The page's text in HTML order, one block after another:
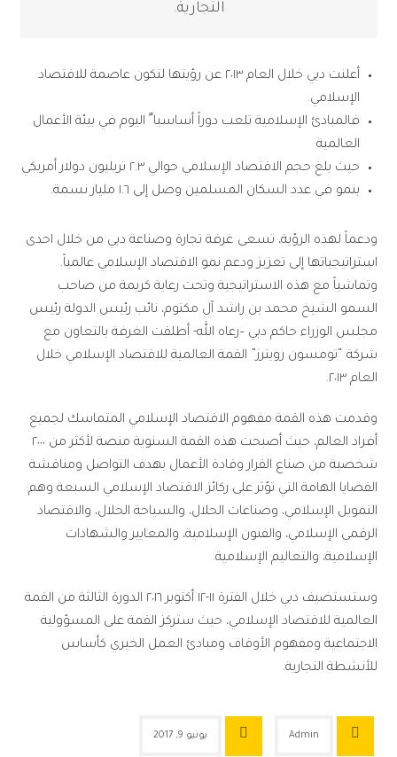
التجارية.
أعلنت دبي خلال العام ٢٠١٣ عن رؤيتها لتكون عاصمة للاقتصاد
الإسلامي.
فالمبادئ الإسلامية تلعب دوراً أساسيا ً اليوم في بيئة الأعمال
العالمية
حيث بلغ حجم الاقتصاد الإسلامي حوالي ٢.٣ تريليون دولار أمريكي
بنمو في عدد السكان المسلمين وصل إلى ١.٦ مليار نسمة.
ودعماً لهذه الرؤية، تسعى غرفة تجارة وصناعة دبي من خلال احدى
استراتيجياتها إلى تعزيز ودعم نمو الاقتصاد الإسلامي عالمياً.
وتماشياً مع هذه الاستراتيجية وتحت رعاية كريمة من صاحب
السمو الشيخ محمد بن راشد آل مكتوم، نائب رئيس الدولة رئيس
مجلس الوزراء حاكم دبي –رعاه الله- أطلقت الغرفة بالتعاون مع
شركة “تومسون رويترز” القمة العالمية للاقتصاد الإسلامي خلال
العام ٢٠١٣.
وقدمت هذه القمة مفهوم الاقتصاد الإسلامي المتماسك لجميع
أفراد العالم، حيث أصبحت هذه القمة السنوية منصة لأكثر من ٢٠٠٠
شخصية من صناع القرار وقادة الأعمال بهدف التواصل ومناقشة
القضايا الهامة التي تؤثر على ركائز الاقتصاد الإسلامي السبعة وهم:
التمويل الإسلامي، وصناعات الحلال، والسياحة الحلال، والاقتصاد
الرقمي الإسلامي، والفنون الإسلامية، والمعايير والشهادات
الإسلامية، والتعاليم الإسلامية.
وستستضيف دبي خلال الفترة ١١-١٢ أكتوبر ٢٠١٦ الدورة الثالثة من القمة
العالمية للاقتصاد الإسلامي، حيث ستركز القمة على المسؤولية
الاجتماعية ومفهوم الأوقاف ومبادئ العمل الخيري كأساس
للأنشطة التجارية.
Admin يونيو 9, 2017